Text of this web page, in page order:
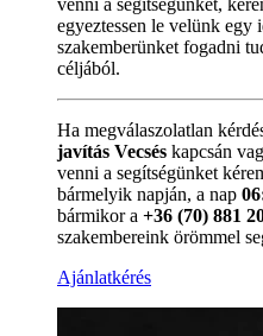
egyeztessen le velünk egy
szakemberünket fogadni
céljából.
Ha megválaszolatlan
javítás Vecsés kapcsán
venni a segítségünket
bármelyik napján, a nap
bármikor a +36 (70) 881
szakembereink örömmel
Ajánlatkérés